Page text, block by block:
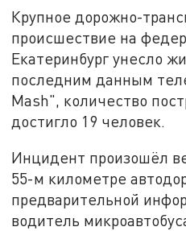
Крупное дорожно-
происшествие на
Екатеринбург унесло
последним данным
Mash", количество
достигло 19 человек.
Инцидент произошёл
55-м километре
предварительной
водитель